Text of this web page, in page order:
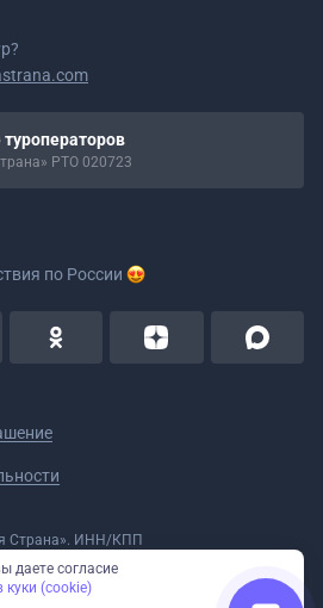
РТО 020723
по России
Страна». ИНН/КПП
1185958020533
№ 59-18-006319 (Приказ № 321 от
даете согласие
куки (cookie)